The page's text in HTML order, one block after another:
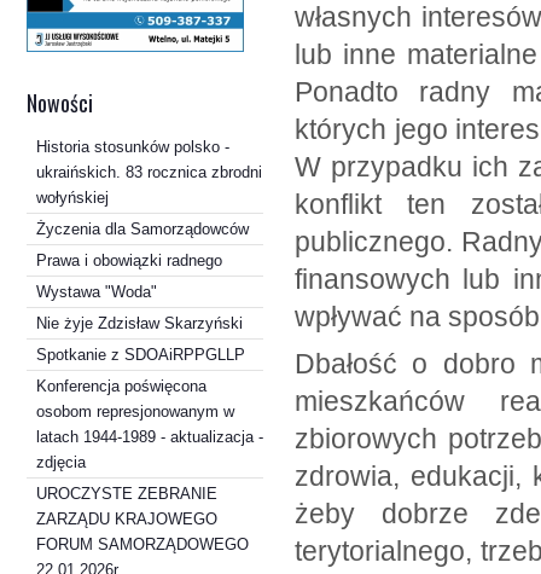
Nowości
Historia stosunków polsko -
ukraińskich. 83 rocznica zbrodni
wołyńskiej
Życzenia dla Samorządowców
Prawa i obowiązki radnego
Wystawa "Woda"
Nie żyje Zdzisław Skarzyński
Spotkanie z SDOAiRPPGLLP
Konferencja poświęcona
osobom represjonowanym w
latach 1944-1989 - aktualizacja -
zdjęcia
UROCZYSTE ZEBRANIE
ZARZĄDU KRAJOWEGO
FORUM SAMORZĄDOWEGO
22.01.2026r.
własnych
lub inne
Ponadto radny
których jego
W przypadku ich
konflikt ten
publicznego.
finansowych lub
wpływać na
Dbałość o dobro
mieszkańców
zbiorowych
zdrowia, edukacji,
żeby dobrze
terytorialnego,